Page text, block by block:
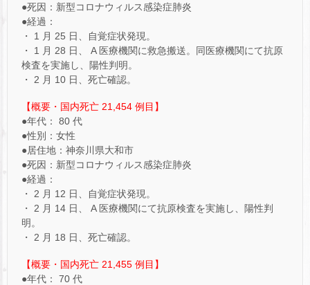
●死因：新型コロナウィルス感染症肺炎
●経過：
・ 1 月 25 日、自覚症状発現。
・ 1 月 28 日、 A 医療機関に救急搬送。同医療機関にて抗原
検査を実施し、陽性判明。
・ 2 月 10 日、死亡確認。
【概要・国内死亡 21,454 例目】
●年代： 80 代
●性別：女性
●居住地：神奈川県大和市
●死因：新型コロナウィルス感染症肺炎
●経過：
・ 2 月 12 日、自覚症状発現。
・ 2 月 14 日、 A 医療機関にて抗原検査を実施し、陽性判
明。
・ 2 月 18 日、死亡確認。
【概要・国内死亡 21,455 例目】
●年代： 70 代